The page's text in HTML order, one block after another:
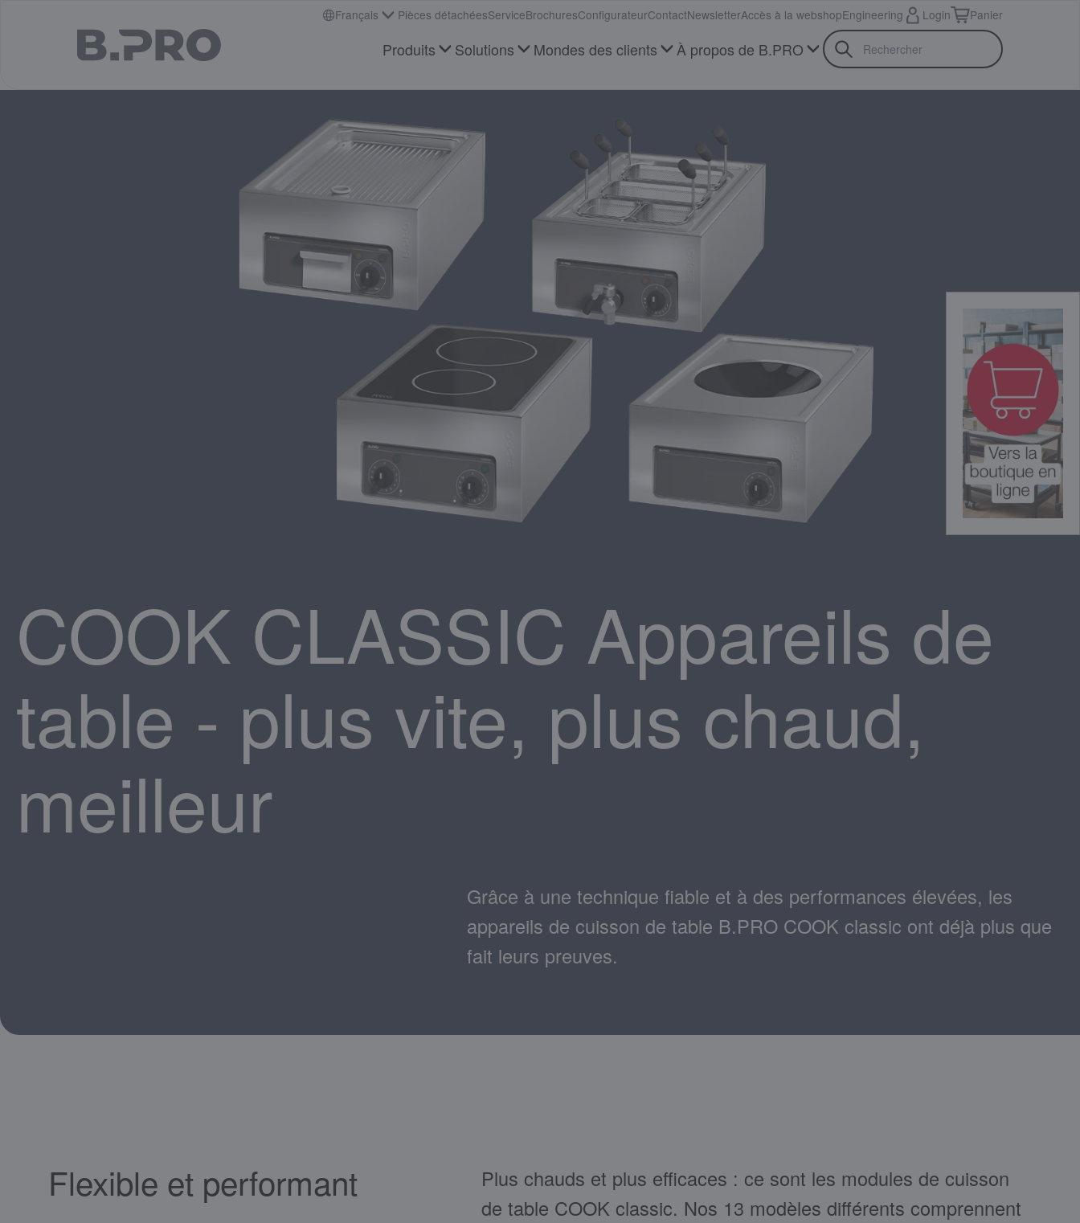
Produits Solutions Mondes des clients À propos de B.PRO
Français Pièces détachéesServiceBrochuresConfigurateurContactNewsletterAccès à la webshopEngineering Login Panier
COOK CLASSIC Appareils de
table - plus vite, plus chaud,
meilleur
Grâce à une technique fiable et à des performances élevées, les
appareils de cuisson de table B.PRO COOK classic ont déjà plus que
fait leurs preuves.
Flexible et performant
Plus chauds et plus efficaces : ce sont les modules de cuisson
de table COOK classic. Nos 13 modèles différents comprennent